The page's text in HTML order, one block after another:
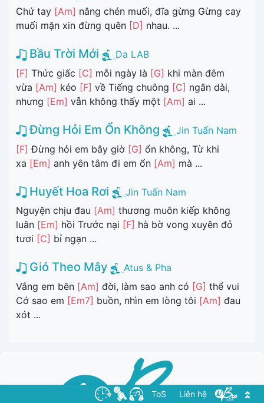
Chứ tay [Am] nâng chén muối, đĩa gừng Gừng cay
muối mặn xin đừng quên [D] nhau. ...
Bầu Trời Mới
Da LAB
[F] Thức giấc [C] mỗi ngày là [G] khi màn đêm
vừa [Am] kéo [F] về Tiếng chuông [C] ngân dài,
nhưng [Em] vẫn không thấy một [Am] ai ...
Đừng Hỏi Em Ổn Không
Jin Tuấn Nam
[F] Đừng hỏi em bây giờ [G] ổn không, Từ khi
xa [Em] anh yên tâm đi em ổn [Am] mà ...
Huyết Hoa Rơi
Jin Tuấn Nam
Nguyện chịu đau [Am] thương muôn kiếp không
luân [Em] hồi Trước nại [F] hà bờ vong xuyên đỏ
tươi [C] bỉ ngạn ...
Gió Theo Mây
Atus & Pha
Vắng em bên [Am] đời, làm sao anh có [G] thể vui
Cớ sao em [Em7] buồn, nhìn em lòng tôi [Am] đau
xót ...
ToS Liên hệ